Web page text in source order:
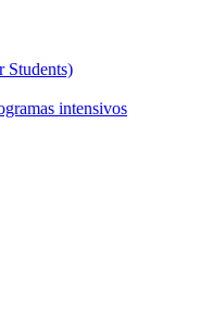
Students)
intensivos